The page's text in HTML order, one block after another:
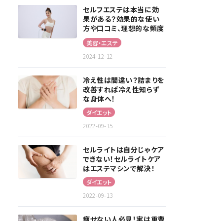
セルフエステは本当に効
果がある？効果的な使い
方や口コミ、理想的な頻度
を解説！
美容・エステ
2024-12-12
冷え性は間違い？詰まりを
改善すれば冷え性知らず
な身体へ！
ダイエット
2022-09-15
セルライトは自分じゃケア
できない！セルライトケア
はエステマシンで解決！
ダイエット
2022-09-13
痩せない人必見！実は重曹